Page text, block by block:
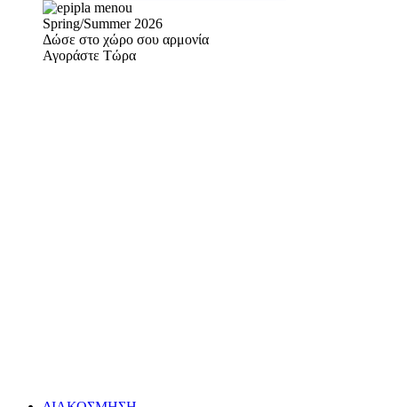
Spring/Summer 2026
Δώσε στο χώρο σου αρμονία
Αγοράστε Τώρα